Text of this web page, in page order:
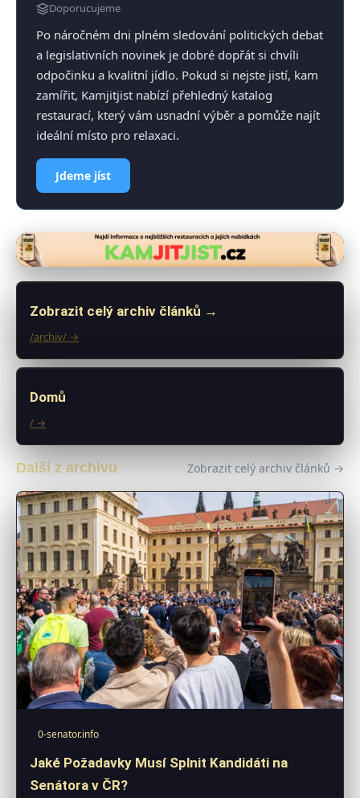
Doporucujeme
Po náročném dni plném sledování politických debat
a legislativních novinek je dobré dopřát si chvíli
odpočinku a kvalitní jídlo. Pokud si nejste jistí, kam
zamířit, Kamjitjist nabízí přehledný katalog
restaurací, který vám usnadní výběr a pomůže najít
ideální místo pro relaxaci.
Jdeme jíst
Zobrazit celý archiv článků →
/archiv/ →
Domů
/ →
Další z archivu Zobrazit celý archiv článků →
0-senator.info
Jaké Požadavky Musí Splnit Kandidáti na
Senátora v ČR?